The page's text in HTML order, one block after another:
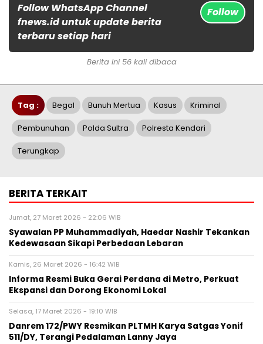
Follow WhatsApp Channel
fnews.id untuk update berita
terbaru setiap hari
Follow
Berita ini 56 kali dibaca
Tag : Begal Bunuh Mertua Kasus Kriminal
Pembunuhan Polda Sultra Polresta Kendari
Terungkap
BERITA TERKAIT
Jumat, 27 Maret 2026 - 22:06 WIB
Syawalan PP Muhammadiyah, Haedar Nashir Tekankan
Kedewasaan Sikapi Perbedaan Lebaran
Kamis, 26 Maret 2026 - 16:42 WIB
Informa Resmi Buka Gerai Perdana di Metro, Perkuat
Ekspansi dan Dorong Ekonomi Lokal
Selasa, 17 Maret 2026 - 19:10 WIB
Danrem 172/PWY Resmikan PLTMH Karya Satgas Yonif
511/DY, Terangi Pedalaman Lanny Jaya